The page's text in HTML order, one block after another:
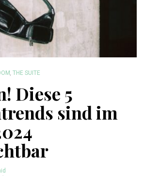
, THE SUITE
Diese 5
sind im